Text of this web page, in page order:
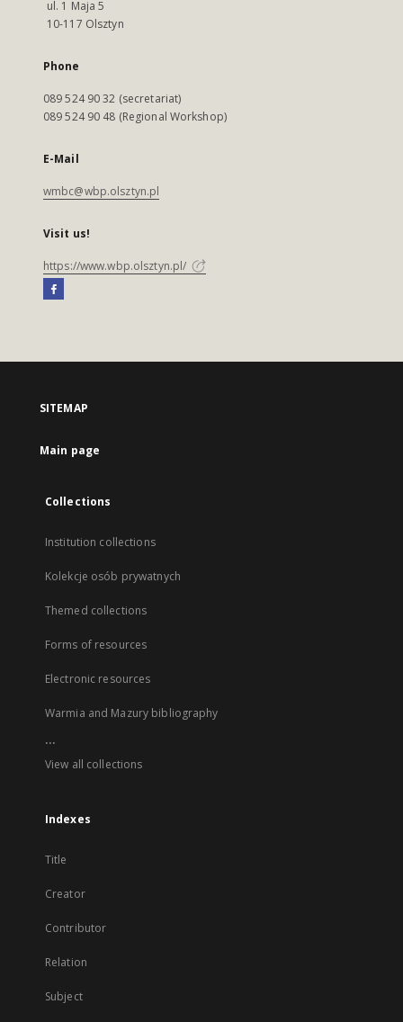
ul. 1 Maja 5
10-117 Olsztyn
Phone
089 524 90 32 (secretariat)
089 524 90 48 (Regional Workshop)
E-Mail
wmbc@wbp.olsztyn.pl
Visit us!
https://www.wbp.olsztyn.pl/
SITEMAP
Main page
Collections
Institution collections
Kolekcje osób prywatnych
Themed collections
Forms of resources
Electronic resources
Warmia and Mazury bibliography
...
View all collections
Indexes
Title
Creator
Contributor
Relation
Subject